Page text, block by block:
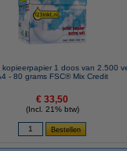
kopieerpapier 1 doos van 2.500
- 80 grams FSC® Mix Credit
€ 33,50
(Incl. 21% btw)